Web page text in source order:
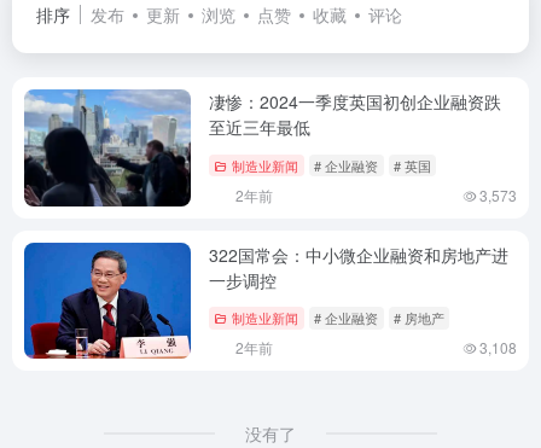
排序 发布 更新 浏览 点赞 收藏 评论
凄惨：2024一季度英国初创企业融资跌
至近三年最低
制造业新闻 # 企业融资 # 英国
2年前 3,573
322国常会：中小微企业融资和房地产进
一步调控
制造业新闻 # 企业融资 # 房地产
2年前 3,108
没有了